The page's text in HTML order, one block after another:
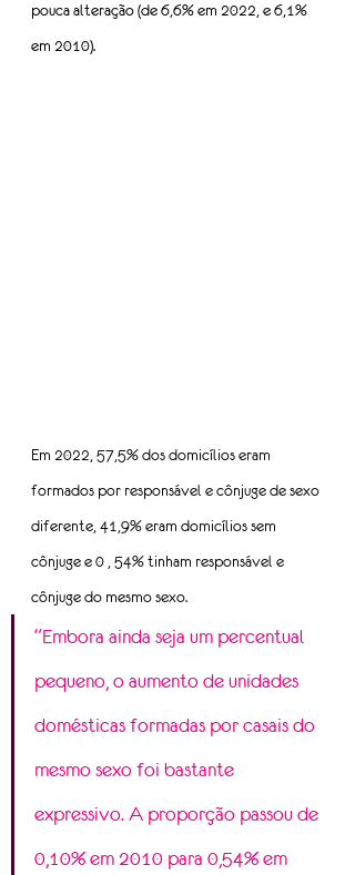
pouca alteração (de 6,6% em 2022, e 6,1%
em 2010).
Em 2022, 57,5% dos domicílios eram
formados por responsável e cônjuge de sexo
diferente, 41,9% eram domicílios sem
cônjuge e 0 , 54% tinham responsável e
cônjuge do mesmo sexo.
“Embora ainda seja um percentual
pequeno, o aumento de unidades
domésticas formadas por casais do
mesmo sexo foi bastante
expressivo. A proporção passou de
0,10% em 2010 para 0,54% em